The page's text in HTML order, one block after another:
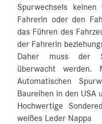
Spurwechsels
Fahrerin oder den
das Führen des
der Fahrerin
Daher muss der
überwacht werden.
Automatischen
Baureihen in den USA
Hochwertige
weißes Leder Nappa